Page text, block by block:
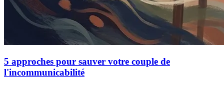
5 approches pour sauver votre couple de
l'incommunicabilité